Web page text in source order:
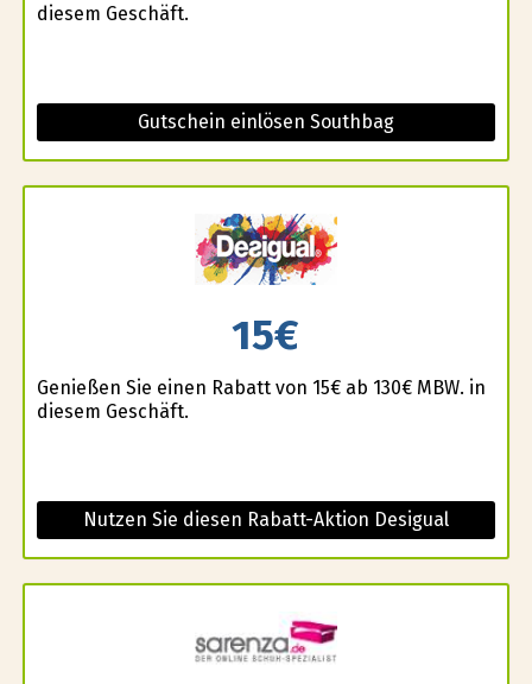
diesem Geschäft.
Gutschein einlösen Southbag
15€
Genießen Sie einen Rabatt von 15€ ab 130€ MBW. in
diesem Geschäft.
Nutzen Sie diesen Rabatt-Aktion Desigual